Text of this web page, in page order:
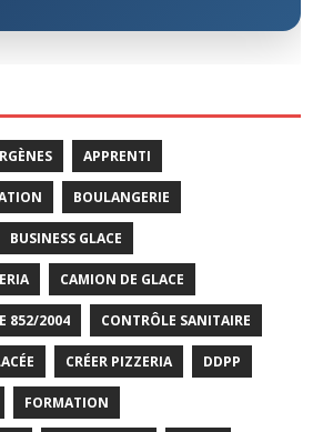
APPRENTI
BOULANGERIE
BUSINESS GLACE
CAMION DE GLACE
852/2004 CONTRÔLE SANITAIRE
CRÉER PIZZERIA DDPP
FORMATION